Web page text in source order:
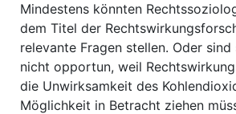
Mindestens könnten
dem Titel der
relevante Fragen stellen. Oder sind
nicht opportun, weil
die Unwirksamkeit des
Möglichkeit in Betracht ziehen